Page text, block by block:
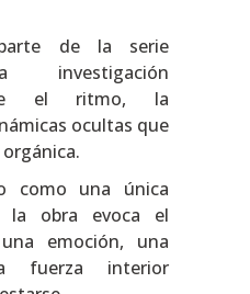
de la serie
investigación
el ritmo, la
ocultas que
como una única
la obra evoca el
emoción, una
fuerza interior